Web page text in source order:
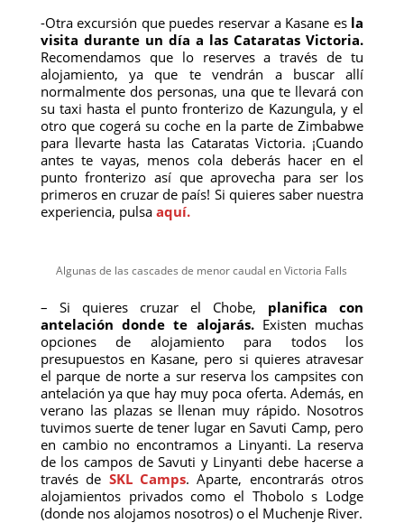
-Otra excursión que puedes reservar a Kasane es la
visita durante un día a las Cataratas Victoria.
Recomendamos que lo reserves a través de tu
alojamiento, ya que te vendrán a buscar allí
normalmente dos personas, una que te llevará con
su taxi hasta el punto fronterizo de Kazungula, y el
otro que cogerá su coche en la parte de Zimbabwe
para llevarte hasta las Cataratas Victoria. ¡Cuando
antes te vayas, menos cola deberás hacer en el
punto fronterizo así que aprovecha para ser los
primeros en cruzar de país! Si quieres saber nuestra
experiencia, pulsa aquí.
Algunas de las cascades de menor caudal en Victoria Falls
– Si quieres cruzar el Chobe, planifica con
antelación donde te alojarás.Existen muchas
opciones de alojamiento para todos los
presupuestos en Kasane, pero si quieres atravesar
el parque de norte a sur reserva los campsites con
antelación ya que hay muy poca oferta. Además, en
verano las plazas se llenan muy rápido. Nosotros
tuvimos suerte de tener lugar en Savuti Camp, pero
en cambio no encontramos a Linyanti. La reserva
de los campos de Savuti y Linyanti debe hacerse a
través de SKL Camps. Aparte, encontrarás otros
alojamientos privados como el Thobolo s Lodge
(donde nos alojamos nosotros) o el Muchenje River.